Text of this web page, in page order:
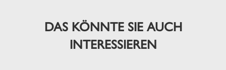
DAS KÖNNTE SIE AUCH
INTERESSIEREN